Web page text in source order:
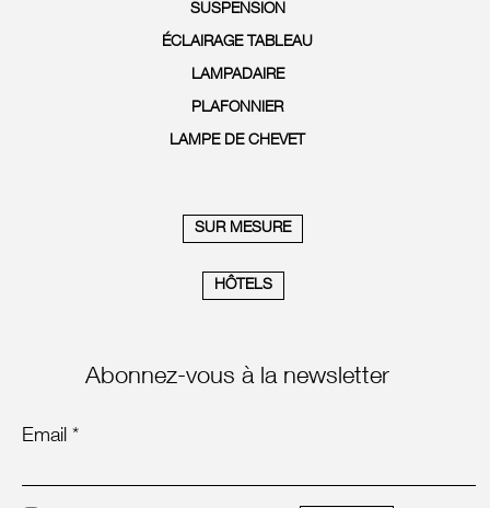
SUSPENSION
ÉCLAIRAGE TABLEAU
LAMPADAIRE
PLAFONNIER
LAMPE DE CHEVET
SUR MESURE
HÔTELS
Abonnez-vous à la newsletter
Email *